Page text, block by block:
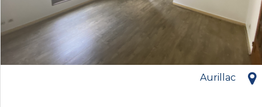
Aurillac